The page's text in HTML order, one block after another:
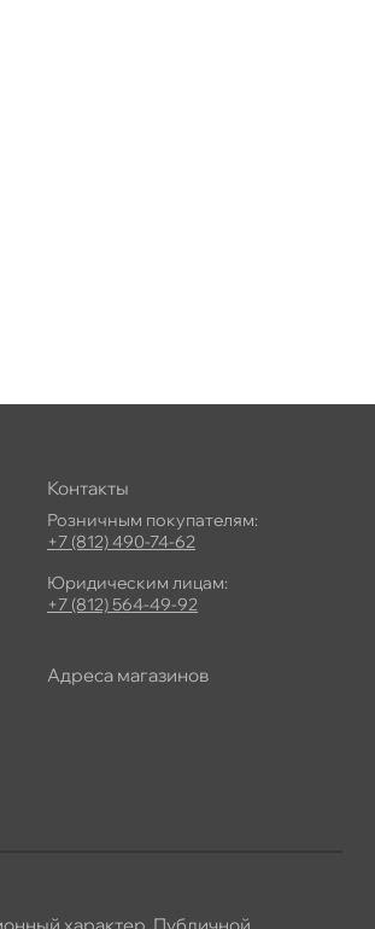
Контакты
Розничным покупателям:
+7 (812) 490-74-62
Юридическим лицам:
+7 (812) 564-49-92
Адреса магазино